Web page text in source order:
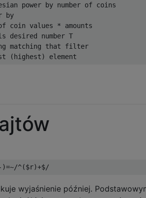
power by number of coins
by
coin values * amounts
desired number T
matching that filter
/^($r)+$/
wyjaśnienie później.